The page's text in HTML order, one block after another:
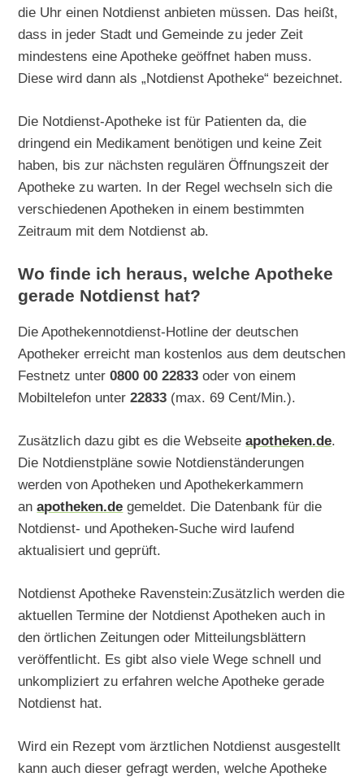
die Uhr einen Notdienst anbieten müssen. Das heißt,
dass in jeder Stadt und Gemeinde zu jeder Zeit
mindestens eine Apotheke geöffnet haben muss.
Diese wird dann als „Notdienst Apotheke“ bezeichnet.
Die Notdienst-Apotheke ist für Patienten da, die
dringend ein Medikament benötigen und keine Zeit
haben, bis zur nächsten regulären Öffnungszeit der
Apotheke zu warten. In der Regel wechseln sich die
verschiedenen Apotheken in einem bestimmten
Zeitraum mit dem Notdienst ab.
Wo finde ich heraus, welche Apotheke
gerade Notdienst hat?
Die Apothekennotdienst-Hotline der deutschen
Apotheker erreicht man kostenlos aus dem deutschen
Festnetz unter0800 00 22833 oder von einem
Mobiltelefon unter22833 (max. 69 Cent/Min.).
Zusätzlich dazu gibt es die Webseiteapotheken.de.
Die Notdienstpläne sowie Notdienständerungen
werden von Apotheken und Apothekerkammern
anapotheken.de gemeldet. Die Datenbank für die
Notdienst- und Apotheken-Suche wird laufend
aktualisiert und geprüft.
Notdienst Apotheke Ravenstein:Zusätzlich werden die
aktuellen Termine der Notdienst Apotheken auch in
den örtlichen Zeitungen oder Mitteilungsblättern
veröffentlicht. Es gibt also viele Wege schnell und
unkompliziert zu erfahren welche Apotheke gerade
Notdienst hat.
Wird ein Rezept vom ärztlichen Notdienst ausgestellt
kann auch dieser gefragt werden, welche Apotheke